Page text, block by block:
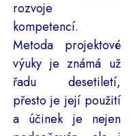
rozvoje
kompetencí.
Metoda projektové
výuky je známá už
řadu desetiletí,
přesto je její použití
a účinek je nejen